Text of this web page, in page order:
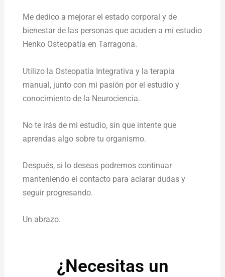
Me dedico a mejorar el estado corporal y de
bienestar de las personas que acuden a mi estudio
Henko Osteopatía en Tarragona.
Utilizo la Osteopatía Integrativa y la terapia
manual, junto con mi pasión por el estudio y
conocimiento de la Neurociencia.
No te irás de mi estudio, sin que intente que
aprendas algo sobre tu organismo.
Después, si lo deseas podremos continuar
manteniendo el contacto para aclarar dudas y
seguir progresando.
Un abrazo.
¿Necesitas un